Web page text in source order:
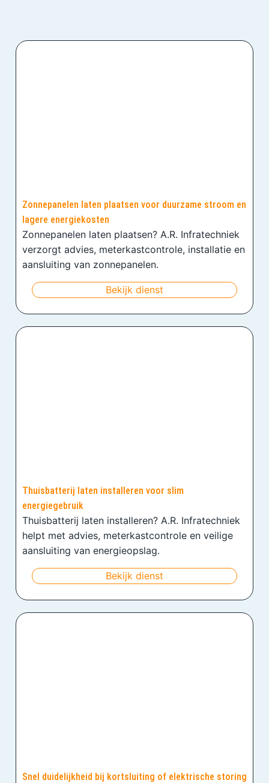
Zonnepanelen laten plaatsen voor duurzame stroom en
lagere energiekosten
Zonnepanelen laten plaatsen? A.R. Infratechniek
verzorgt advies, meterkastcontrole, installatie en
aansluiting van zonnepanelen.
Bekijk dienst
Thuisbatterij laten installeren voor slim
energiegebruik
Thuisbatterij laten installeren? A.R. Infratechniek
helpt met advies, meterkastcontrole en veilige
aansluiting van energieopslag.
Bekijk dienst
Snel duidelijkheid bij kortsluiting of elektrische storing